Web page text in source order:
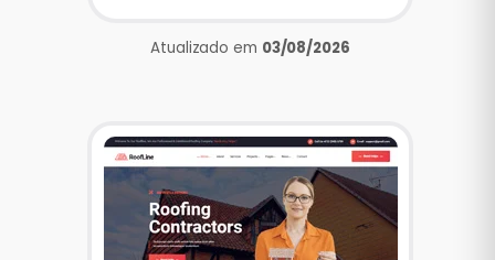
Atualizado em 03/08/2026